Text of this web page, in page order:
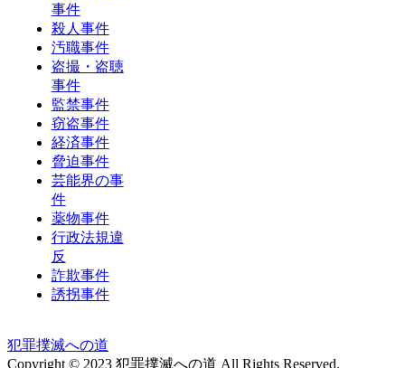
事件
殺人事件
汚職事件
盗撮・盗聴
事件
監禁事件
窃盗事件
経済事件
脅迫事件
芸能界の事
件
薬物事件
行政法規違
反
詐欺事件
誘拐事件
犯罪撲滅への道
Copyright © 2023 犯罪撲滅への道 All Rights Reserved.